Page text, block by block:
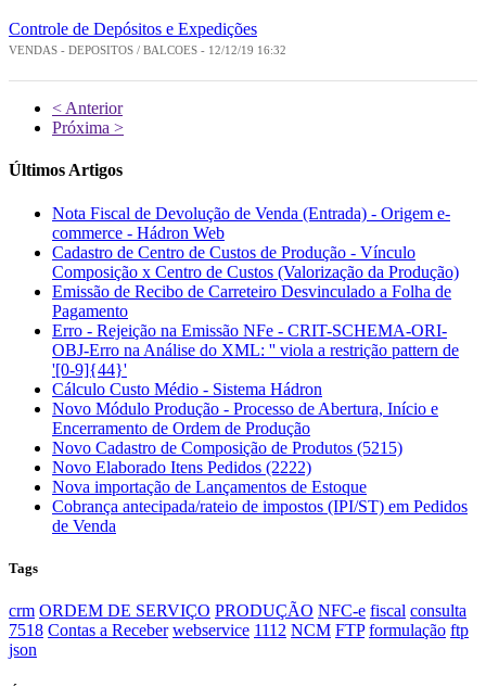
Controle de Depósitos e Expedições
VENDAS - DEPOSITOS / BALCOES - 12/12/19 16:32
< Anterior
Próxima >
Últimos Artigos
Nota Fiscal de Devolução de Venda (Entrada) - Origem e-
commerce - Hádron Web
Cadastro de Centro de Custos de Produção - Vínculo
Composição x Centro de Custos (Valorização da Produção)
Emissão de Recibo de Carreteiro Desvinculado a Folha de
Pagamento
Erro - Rejeição na Emissão NFe - CRIT-SCHEMA-ORI-
OBJ-Erro na Análise do XML: '' viola a restrição pattern de
'[0-9]{44}'
Cálculo Custo Médio - Sistema Hádron
Novo Módulo Produção - Processo de Abertura, Início e
Encerramento de Ordem de Produção
Novo Cadastro de Composição de Produtos (5215)
Novo Elaborado Itens Pedidos (2222)
Nova importação de Lançamentos de Estoque
Cobrança antecipada/rateio de impostos (IPI/ST) em Pedidos
de Venda
Tags
crm ORDEM DE SERVIÇO PRODUÇÃO NFC-e fiscal consulta
7518 Contas a Receber webservice 1112 NCM FTP formulação ftp
json